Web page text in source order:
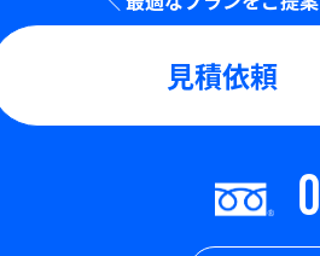
見積依頼